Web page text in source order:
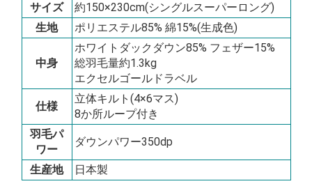
サイズ
約150×230cm(シングルスーパーロング)
生地
ポリエステル85% 綿15%(生成色)
中身
ホワイトダックダウン85% フェザー15%
総羽毛量約1.3kg
エクセルゴールドラベル
仕様
立体キルト(4×6マス)
8か所ループ付き
羽毛パ
ワー
ダウンパワー350dp
生産地 日本製